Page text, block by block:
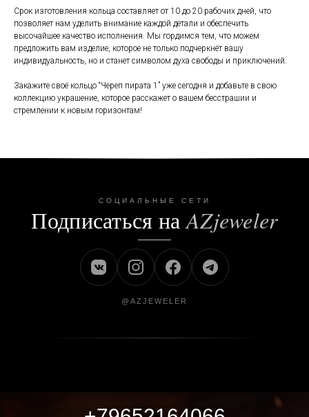
Срок изготовления кольца составляет от 10 до 20 рабочих дней, что
позволяет нам уделить внимание каждой детали и обеспечить
высочайшее качество исполнения. Мы гордимся тем, что можем
предложить вам изделие, которое не только подчеркнёт вашу
индивидуальность, но и станет символом духа свободы и приключений.
Закажите своё кольцо “Череп пирата 1” уже сегодня и добавьте в свою
коллекцию украшение, которое расскажет о вашем бесстрашии и
стремлении к новым горизонтам!
СОЦИАЛЬНЫЕ СЕТИ
Подписаться наAZjeweler
@AZJEWELER